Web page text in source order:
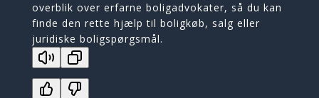
overblik over erfarne boligadvokater, så du kan
finde den rette hjælp til boligkøb, salg eller
juridiske boligspørgsmål.